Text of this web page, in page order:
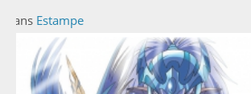
Dans Estampe